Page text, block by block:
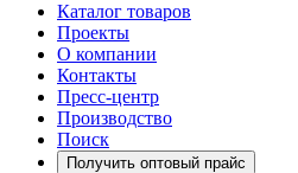
Каталог товаров
Проекты
О компании
Контакты
Пресс-центр
Производство
Поиск
Получить оптовый прайс